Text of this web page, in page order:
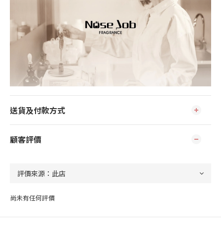
送貨及付款方式
顧客評價
尚未有任何評價